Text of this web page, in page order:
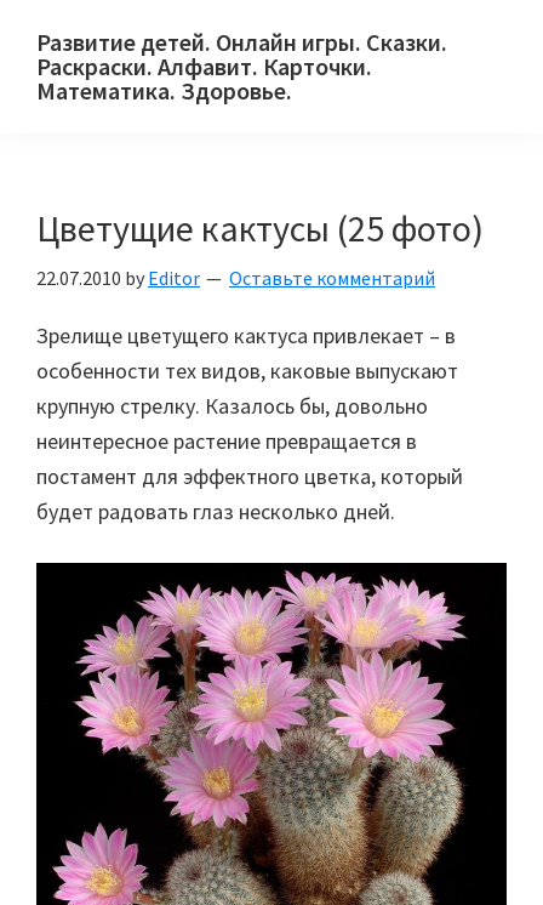
primary
main
primary
Развитие детей. Онлайн игры. Сказки.
Раскраски. Алфавит. Карточки.
Математика. Здоровье.
и
родителей.
Цветущие кактусы (25 фото)
22.07.2010 by Editor Оставьте комментарий
Зрелище цветущего кактуса привлекает – в
особенности тех видов, каковые выпускают
крупную стрелку. Казалось бы, довольно
неинтересное растение превращается в
постамент для эффектного цветка, который
будет радовать глаз несколько дней.